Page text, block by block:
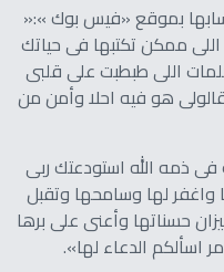
بموقع «فيس بوك »:«
ممكن تكتبها فى حياتك
اللى طبطبت على قلبى
هو فيه احلا وأمن من
ذمه الله استودعتك ربى
لها وسامحها وتقبل
حسناتها وأعنى على برها
اسألكم الدعاء لها».